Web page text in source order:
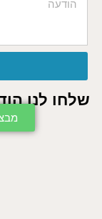
שלחו לנו